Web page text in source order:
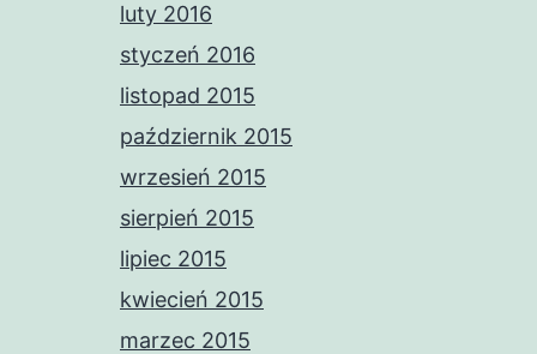
luty 2016
styczeń 2016
listopad 2015
październik 2015
wrzesień 2015
sierpień 2015
lipiec 2015
kwiecień 2015
marzec 2015